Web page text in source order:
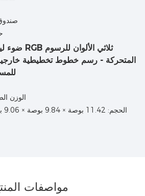
الوزن الصافي: 4
مواصفات